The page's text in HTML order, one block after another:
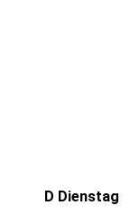
D Dienstag